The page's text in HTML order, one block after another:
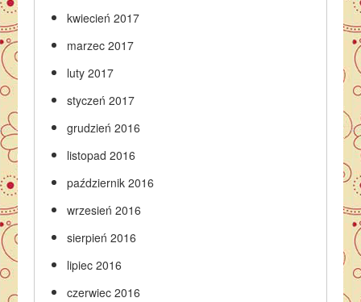
kwiecień 2017
marzec 2017
luty 2017
styczeń 2017
grudzień 2016
listopad 2016
październik 2016
wrzesień 2016
sierpień 2016
lipiec 2016
czerwiec 2016